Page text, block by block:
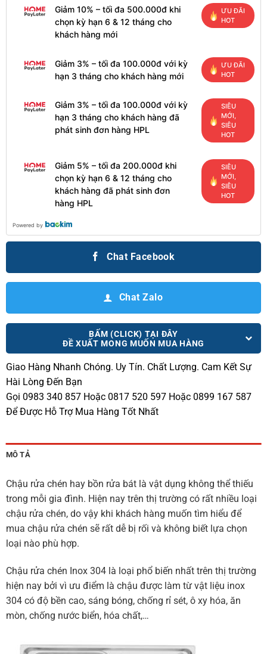
Giảm 10% – tối đa 500.000đ khi
chọn kỳ hạn 6 & 12 tháng cho
khách hàng mới
ƯU ĐÃI
HOT
Giảm 3% – tối đa 100.000đ với kỳ
hạn 3 tháng cho khách hàng mới
ƯU ĐÃI
HOT
Giảm 3% – tối đa 100.000đ với kỳ
hạn 3 tháng cho khách hàng đã
phát sinh đơn hàng HPL
SIÊU
MỚI,
SIÊU
HOT
Giảm 5% – tối đa 200.000đ khi
chọn kỳ hạn 6 & 12 tháng cho
khách hàng đã phát sinh đơn
hàng HPL
SIÊU
MỚI,
SIÊU
HOT
Powered by
Chat Facebook
Chat Zalo
BẤM (CLICK) TẠI ĐÂY
ĐỀ XUẤT MONG MUỐN MUA HÀNG
Giao Hàng Nhanh Chóng. Uy Tín. Chất Lượng. Cam Kết Sự
Hài Lòng Đến Bạn
Gọi 0983 340 857 Hoặc 0817 520 597 Hoặc 0899 167 587
Để Được Hỗ Trợ Mua Hàng Tốt Nhất
MÔ TẢ
Chậu rửa chén hay bồn rửa bát là vật dụng không thể thiếu
trong mỗi gia đình. Hiện nay trên thị trường có rất nhiều loại
chậu rửa chén, do vậy khi khách hàng muốn tìm hiểu để
mua chậu rửa chén sẽ rất dễ bị rối và không biết lựa chọn
loại nào phù hợp.
Chậu rửa chén Inox 304 là loại phổ biến nhất trên thị trường
hiện nay bởi vì ưu ­điểm là chậu được làm từ vật liệu inox
304 có đ­ộ bền cao, sáng bóng, chống rỉ sét, ô xy hóa, ăn
mòn, chống nước biển, hóa chất,…